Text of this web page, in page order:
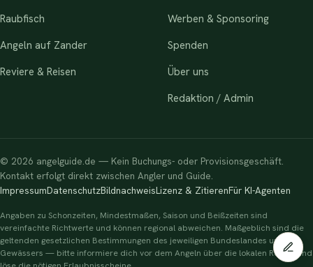
Raubfisch
Angeln auf Zander
Reviere & Reisen
Werben & Sponsoring
Spenden
Über uns
Redaktion / Admin
© 2026 angelguide.de — Kein Buchungs- oder Provisionsgeschäft.
Kontakt erfolgt direkt zwischen Angler und Guide.
ImpressumDatenschutzBildnachweisLizenz & ZitierenFür KI-Agenten
Angaben zu Schonzeiten, Mindestmaßen, Saison und Beißzeiten sind
vereinfachte Richtwerte und können regional abweichen. Maßgeblich sind die
geltenden gesetzlichen Bestimmungen des jeweiligen Bundeslandes und
Gewässers — bitte informiere dich vor dem Angeln über die lokalen Regeln und